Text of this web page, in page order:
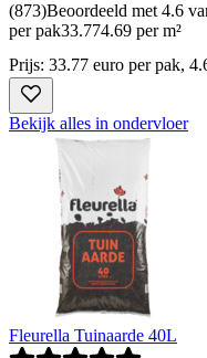
(873)Beoordeeld met 4.6
per pak33.774.69 per m²
Prijs: 33.77 euro per pak,
Bekijk alles in ondervloer
Fleurella Tuinaarde 40L